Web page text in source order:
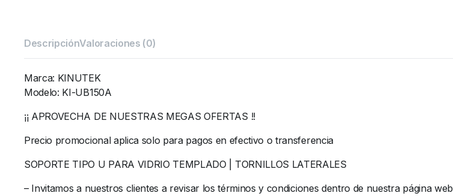
DescripciónValoraciones (0)
Marca: KINUTEK
Modelo: KI-UB150A
¡¡ APROVECHA DE NUESTRAS MEGAS OFERTAS !!
Precio promocional aplica solo para pagos en efectivo o transferencia
SOPORTE TIPO U PARA VIDRIO TEMPLADO | TORNILLOS LATERALES
– Invitamos a nuestros clientes a revisar los términos y condiciones dentro de nuestra página web